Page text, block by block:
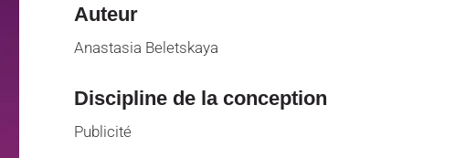
Auteur
Anastasia Beletskaya
Discipline de la conception
Publicité